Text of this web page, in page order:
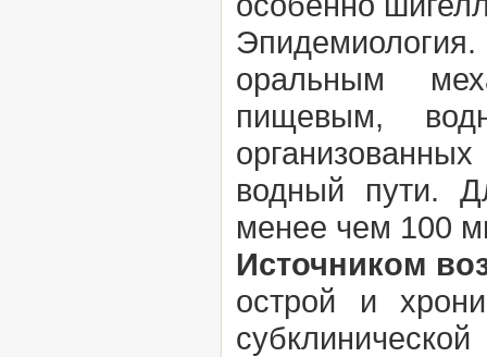
оральным
пищевым,
водный пути.
менее чем 100
Источником
острой и